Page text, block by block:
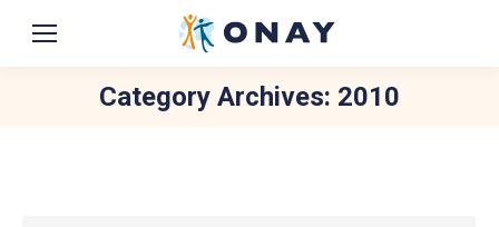
Category Archives: 2010